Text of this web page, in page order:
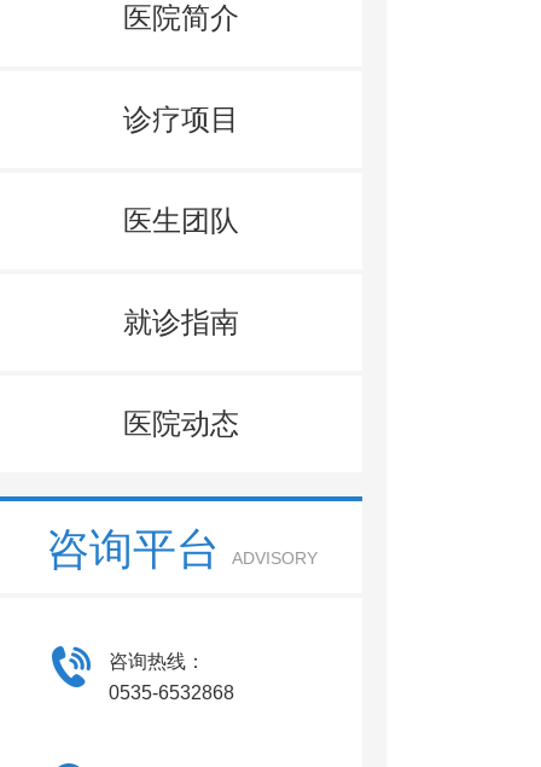
医院简介
诊疗项目
医生团队
就诊指南
医院动态
咨询平台 ADVISORY
咨询热线：
0535-6532868